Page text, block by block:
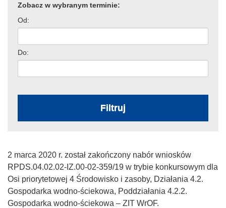
Zobacz w wybranym terminie:
Od:
Do:
Filtruj
2 marca 2020 r. został zakończony nabór wniosków
RPDS.04.02.02-IZ.00-02-359/19 w trybie konkursowym dla
Osi priorytetowej 4 Środowisko i zasoby, Działania 4.2.
Gospodarka wodno-ściekowa, Poddziałania 4.2.2.
Gospodarka wodno-ściekowa – ZIT WrOF.